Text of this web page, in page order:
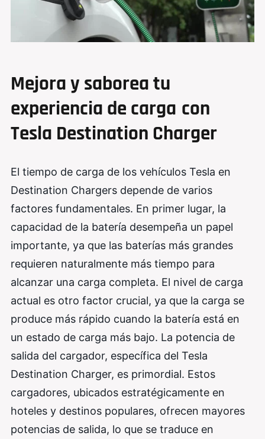
Mejora y saborea tu
experiencia de carga con
Tesla Destination Charger
El tiempo de carga de los vehículos Tesla en
Destination Chargers depende de varios
factores fundamentales. En primer lugar, la
capacidad de la batería desempeña un papel
importante, ya que las baterías más grandes
requieren naturalmente más tiempo para
alcanzar una carga completa. El nivel de carga
actual es otro factor crucial, ya que la carga se
produce más rápido cuando la batería está en
un estado de carga más bajo. La potencia de
salida del cargador, específica del Tesla
Destination Charger, es primordial. Estos
cargadores, ubicados estratégicamente en
hoteles y destinos populares, ofrecen mayores
potencias de salida, lo que se traduce en